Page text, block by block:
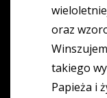
oraz
takiego
Papieża i